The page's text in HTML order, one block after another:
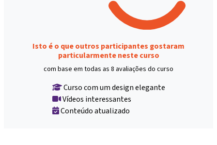
Isto é o que outros participantes gostaram
particularmente neste curso
com base em todas as 8 avaliações do curso
Curso com um design elegante
Vídeos interessantes
Conteúdo atualizado